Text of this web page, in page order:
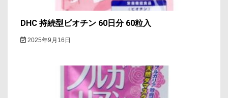
DHC 持続型ビオチン 60日分 60粒入
2025年9月16日